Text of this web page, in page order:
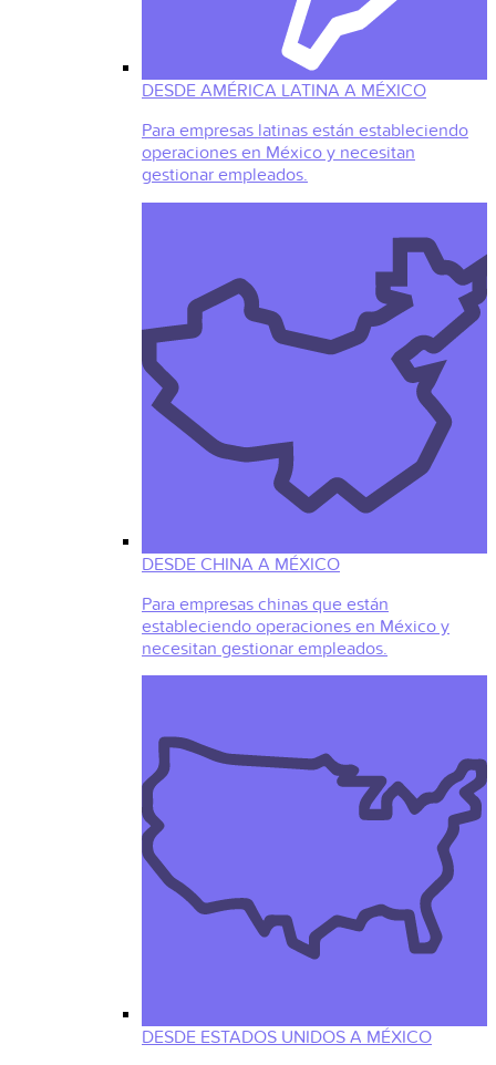
DESDE AMÉRICA LATINA A MÉXICO
Para empresas latinas están estableciendo
operaciones en México y necesitan
gestionar empleados.
DESDE CHINA A MÉXICO
Para empresas chinas que están
estableciendo operaciones en México y
necesitan gestionar empleados.
DESDE ESTADOS UNIDOS A MÉXICO